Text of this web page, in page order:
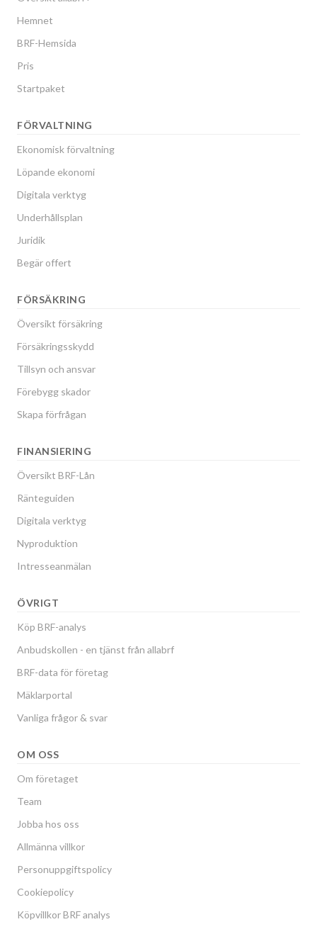
Hemnet
BRF-Hemsida
Pris
Startpaket
FÖRVALTNING
Ekonomisk förvaltning
Löpande ekonomi
Digitala verktyg
Underhållsplan
Juridik
Begär offert
FÖRSÄKRING
Översikt försäkring
Försäkringsskydd
Tillsyn och ansvar
Förebygg skador
Skapa förfrågan
FINANSIERING
Översikt BRF-Lån
Ränteguiden
Digitala verktyg
Nyproduktion
Intresseanmälan
ÖVRIGT
Köp BRF-analys
Anbudskollen - en tjänst från allabrf
BRF-data för företag
Mäklarportal
Vanliga frågor & svar
OM OSS
Om företaget
Team
Jobba hos oss
Allmänna villkor
Personuppgiftspolicy
Cookiepolicy
Köpvillkor BRF analys